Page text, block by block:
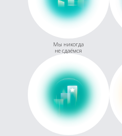
Мы никогда
не сдаёмся